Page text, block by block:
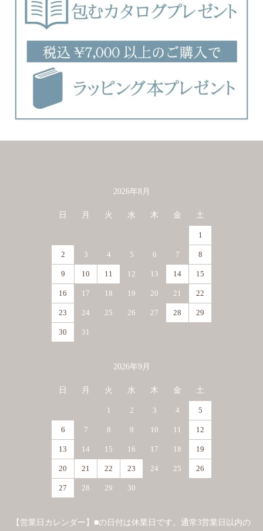
2026年8月
日 月 火 水 木 金 土
1
2 3 4 5 6 7 8
9 10 11 12 13 14 15
16 17 18 19 20 21 22
23 24 25 26 27 28 29
30 31
2026年9月
日 月 火 水 木 金 土
1 2 3 4 5
6 7 8 9 10 11 12
13 14 15 16 17 18 19
20 21 22 23 24 25 26
27 28 29 30
【営業日カレンダー】■の日付は休業日です。通常3営業日以内の